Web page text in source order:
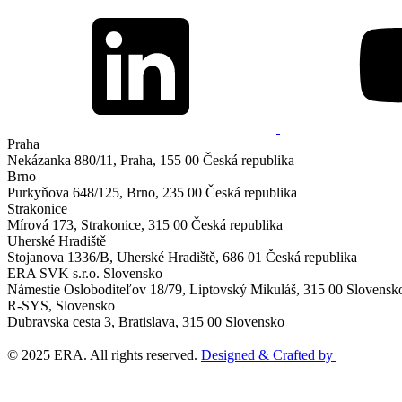
Praha
Nekázanka 880/11, Praha, 155 00 Česká republika
Brno
Purkyňova 648/125, Brno, 235 00 Česká republika
Strakonice
Mírová 173, Strakonice, 315 00 Česká republika
Uherské Hradiště
Stojanova 1336/B, Uherské Hradiště, 686 01 Česká republika
ERA SVK s.r.o. Slovensko
Námestie Osloboditeľov 18/79, Liptovský Mikuláš, 315 00
R-SYS, Slovensko
Dubravska cesta 3, Bratislava, 315 00 Slovensko
© 2025 ERA. All rights reserved. Designed & Crafted by